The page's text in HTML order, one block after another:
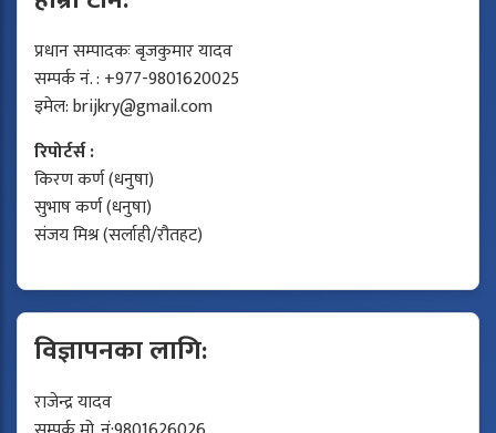
प्रधान सम्पादकः बृजकुमार यादव
सम्पर्क नं. : +977-9801620025
इमेल:brijkry@gmail.com
रिपोर्टर्स :
किरण कर्ण (धनुषा)
सुभाष कर्ण (धनुषा)
संजय मिश्र (सर्लाही/रौतहट)
विज्ञापनका लागि:
राजेन्द्र यादव